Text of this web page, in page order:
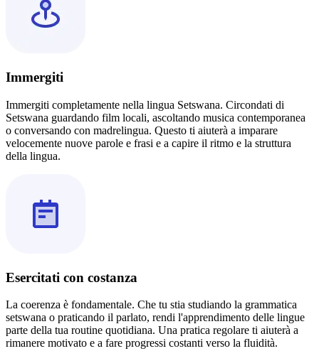
Immergiti
Immergiti completamente nella lingua Setswana. Circondati di
Setswana guardando film locali, ascoltando musica contemporanea
o conversando con madrelingua. Questo ti aiuterà a imparare
velocemente nuove parole e frasi e a capire il ritmo e la struttura
della lingua.
Esercitati con costanza
La coerenza è fondamentale. Che tu stia studiando la grammatica
setswana o praticando il parlato, rendi l'apprendimento delle lingue
parte della tua routine quotidiana. Una pratica regolare ti aiuterà a
rimanere motivato e a fare progressi costanti verso la fluidità.